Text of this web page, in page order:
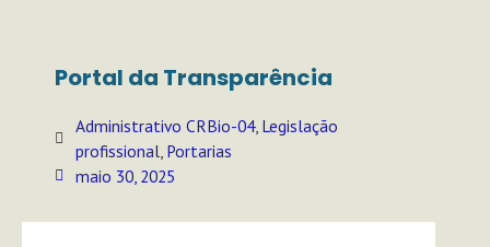
m
Portal da Transparência
Administrativo CRBio-04, Legislação
profissional Portarias
maio 30, 2025